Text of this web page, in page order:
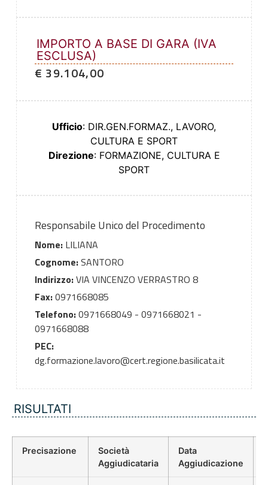
IMPORTO A BASE DI GARA (IVA
ESCLUSA)
€ 39.104,00
Ufficio: DIR.GEN.FORMAZ., LAVORO,
CULTURA E SPORT
Direzione: FORMAZIONE, CULTURA E
SPORT
Responsabile Unico del Procedimento
Nome:LILIANA
Cognome:SANTORO
Indirizzo:VIA VINCENZO VERRASTRO 8
Fax:0971668085
Telefono:0971668049 - 0971668021 -
0971668088
PEC:
dg.formazione.lavoro@cert.regione.basilicata.it
RISULTATI
Precisazione
Società
Aggiudicataria
Data
Aggiudicazione